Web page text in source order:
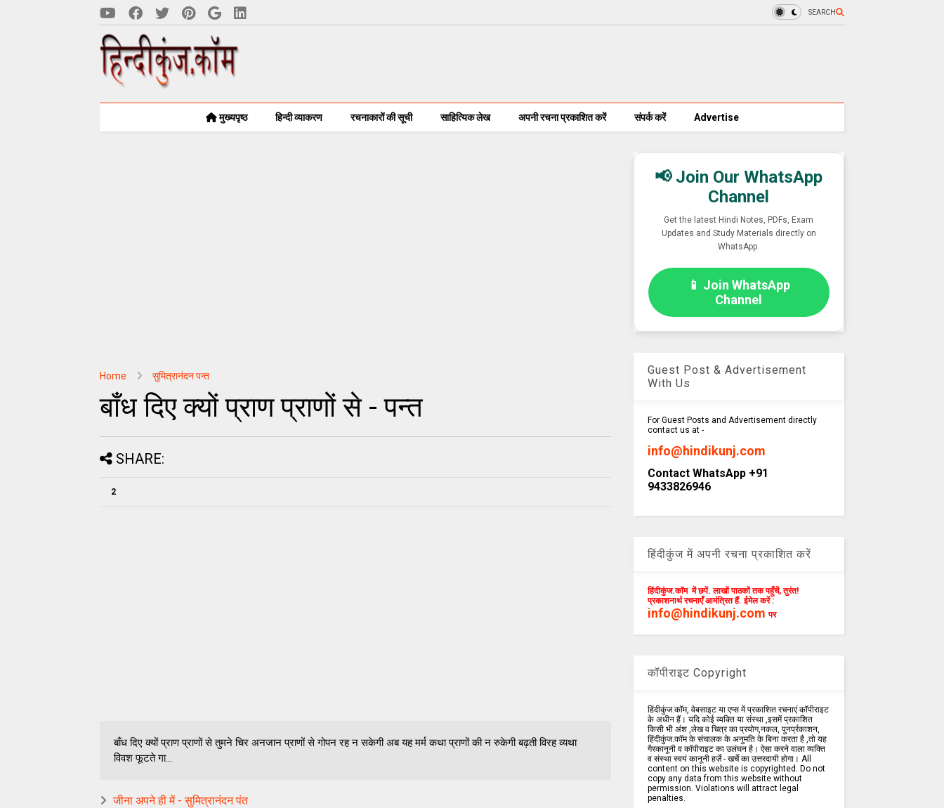
SEARCH
मुख्यपृष्ठ हिन्दी व्याकरण रचनाकारों की सूची साहित्यिक लेख अपनी रचना प्रकाशित करें संपर्क करें Advertise
Home सुमित्रानंदन पन्त
बाँध दिए क्यों प्राण प्राणों से - पन्त
SHARE:
2
बाँध दिए क्यों प्राण प्राणों से तुमने चिर अनजान प्राणों से गोपन रह न सकेगी अब यह मर्म कथा प्राणों की न रुकेगी बढ़ती विरह व्यथा
विवश फूटते गा...
जीना अपने ही में - सुमित्रानंदन पंत
📢 Join Our WhatsApp
Channel
Get the latest Hindi Notes, PDFs, Exam
Updates and Study Materials directly on
WhatsApp.
📱 Join WhatsApp
Channel
Guest Post & Advertisement
With Us
For Guest Posts and Advertisement directly
contact us at -
info@hindikunj.com
Contact WhatsApp +91
9433826946
हिंदीकुंज में अपनी रचना प्रकाशित करें
हिंदीकुंज.कॉम में छपें. लाखों पाठकों तक पहुँचें, तुरंत!
प्रकाशनार्थ रचनाएँ आमंत्रित हैं. ईमेल करें :
info@hindikunj.com पर
कॉपीराइट Copyright
हिंदीकुंज.कॉम, वेबसाइट या एप्स में प्रकाशित रचनाएं कॉपीराइट
के अधीन हैं। यदि कोई व्यक्ति या संस्था ,इसमें प्रकाशित
किसी भी अंश ,लेख व चित्र का प्रयोग,नकल, पुनर्प्रकाशन,
हिंदीकुंज.कॉम के संचालक के अनुमति के बिना करता है ,तो यह
गैरकानूनी व कॉपीराइट का उलंघन है। ऐसा करने वाला व्यक्ति
व संस्था स्वयं कानूनी हर्ज़े - खर्चे का उत्तरदायी होगा। All
content on this website is copyrighted. Do not
copy any data from this website without
permission. Violations will attract legal
penalties.